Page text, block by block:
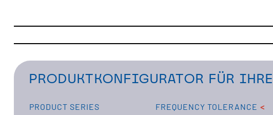
PRODUKTKONFIGURATOR FÜR
PRODUCT SERIES
FREQUENCY TOLERANCE